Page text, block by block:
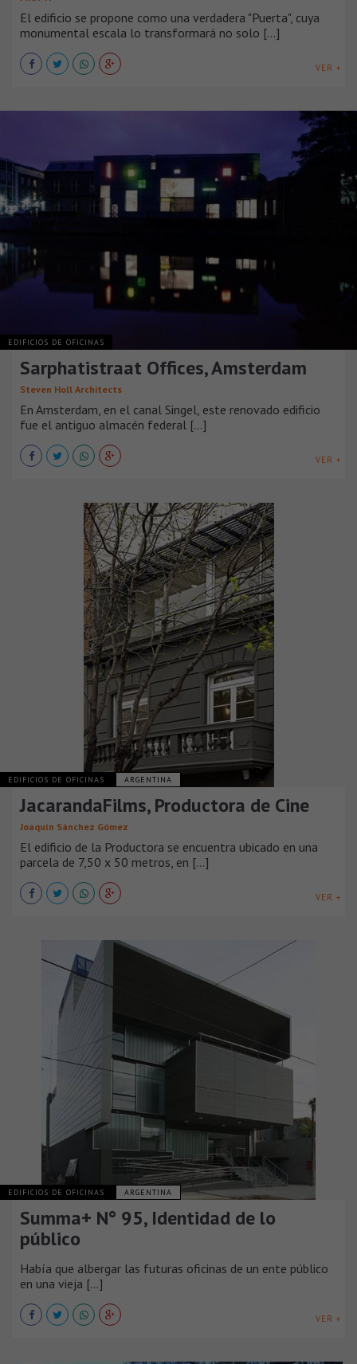
El edificio se propone como una verdadera "Puerta", cuya
monumental escala lo transformará no solo [...]
VER +
EDIFICIOS DE OFICINAS
Sarphatistraat Offices, Amsterdam
Steven Holl Architects
En Amsterdam, en el canal Singel, este renovado edificio
fue el antiguo almacén federal [...]
VER +
EDIFICIOS DE OFICINAS ARGENTINA
JacarandaFilms, Productora de Cine
Joaquín Sánchez Gómez
El edificio de la Productora se encuentra ubicado en una
parcela de 7,50 x 50 metros, en [...]
VER +
EDIFICIOS DE OFICINAS ARGENTINA
Summa+ N° 95, Identidad de lo
público
Había que albergar las futuras oficinas de un ente público
en una vieja [...]
VER +